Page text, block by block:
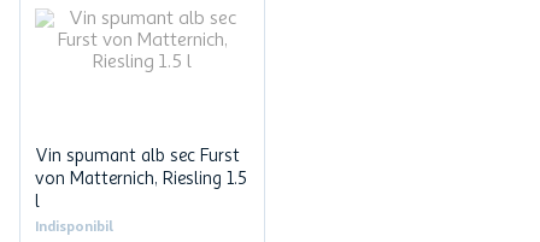
Vin spumant alb sec Furst
von Matternich, Riesling 1.5
l
Indisponibil